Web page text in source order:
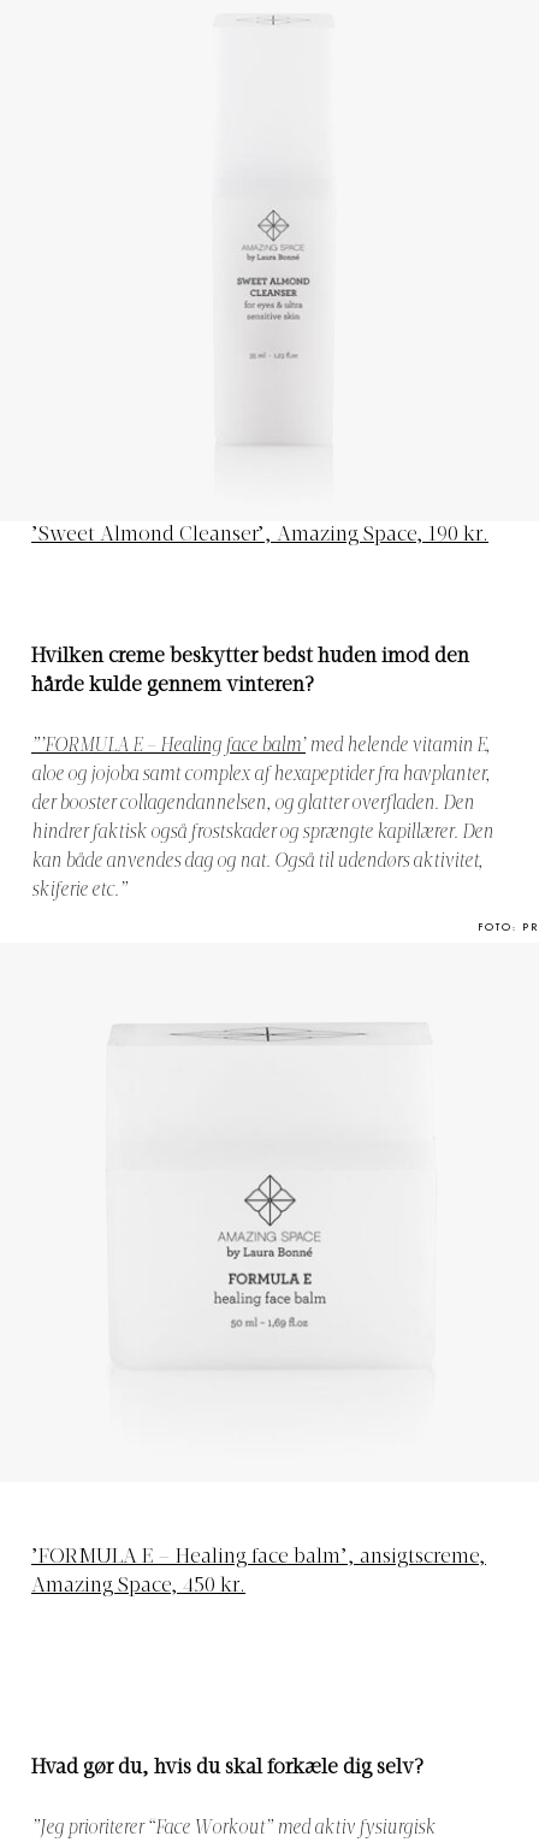
’Sweet Almond Cleanser’, Amazing Space, 190 kr.
Hvilken creme beskytter bedst huden imod den
hårde kulde gennem vinteren?
”’FORMULA E – Healing face balm’ med helende vitamin E,
aloe og jojoba samt complex af hexapeptider fra havplanter,
der booster collagendannelsen, og glatter overfladen. Den
hindrer faktisk også frostskader og sprængte kapillærer. Den
kan både anvendes dag og nat. Også til udendørs aktivitet,
skiferie etc.”
FOTO: PR
’FORMULA E – Healing face balm’, ansigtscreme,
Amazing Space, 450 kr.
Hvad gør du, hvis du skal forkæle dig selv?
”Jeg prioriterer “Face Workout” med aktiv fysiurgisk